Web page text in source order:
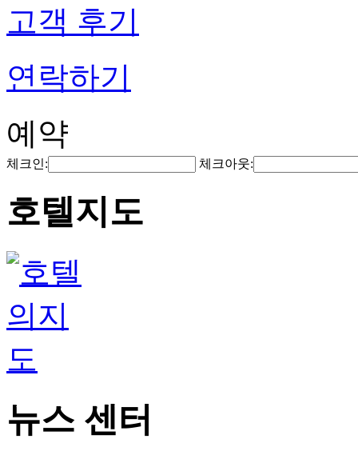
고객 후기
연락하기
예약
체크인: 체크아웃:
호텔지도
뉴스 센터